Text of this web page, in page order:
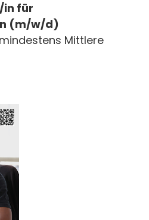
in für
(m/w/d)
Mittlere